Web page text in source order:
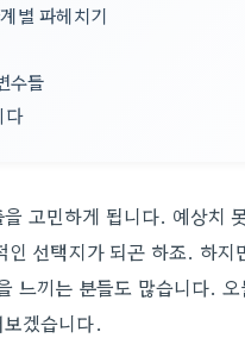
별 파헤치기
수들
다
고민하게 됩니다. 예상치
선택지가 되곤 하죠. 하지
느끼는 분들도 많습니다.
겠습니다.